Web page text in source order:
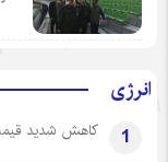
انرژی
1 کاهش شدید